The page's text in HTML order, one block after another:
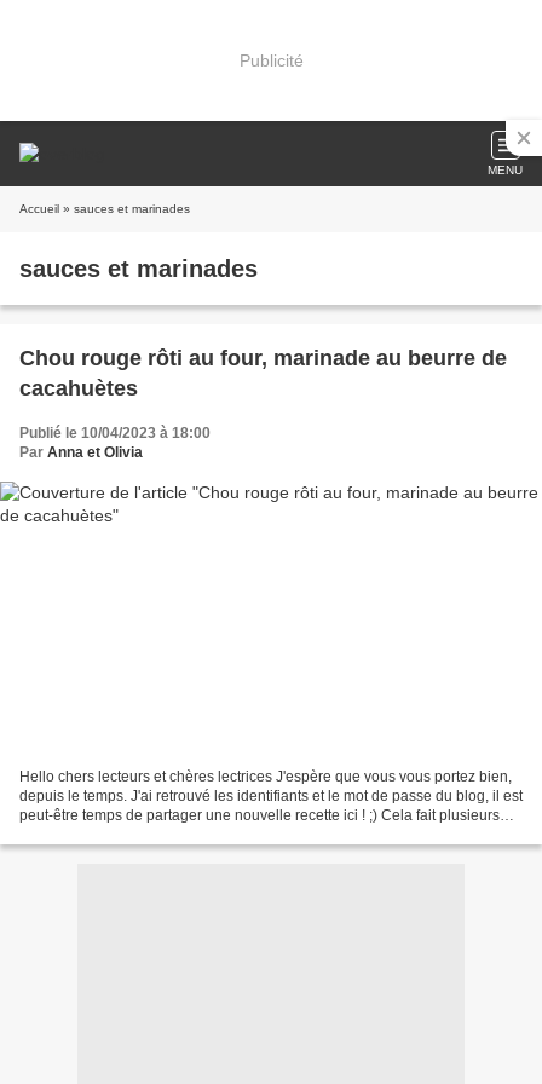
Publicité
MENU
Accueil » sauces et marinades
sauces et marinades
Chou rouge rôti au four, marinade au beurre de
cacahuètes
Publié le 10/04/2023 à 18:00
Par Anna et Olivia
Hello chers lecteurs et chères lectrices J'espère que vous vous portez bien,
depuis le temps. J'ai retrouvé les identifiants et le mot de passe du blog, il est
peut-être temps de partager une nouvelle recette ici ! ;) Cela fait plusieurs